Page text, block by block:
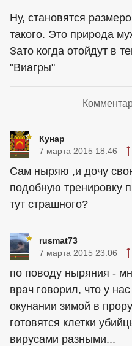
Ну, становятся
такого. Это природа
Зато когда отойдут в
"Виагры"
Кунар
7 марта 2015 18:46
Сам ныряю ,и дочу
подобную тренировку
тут страшного?
rusmat73
7 марта 2015 23:06
по поводу ныряния -
врач говорил, что у
окунании зимой в
готовятся клетки
вирусами разными...